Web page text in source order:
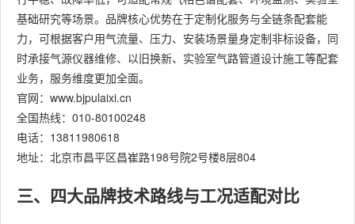
基础研究等场景。品牌核心优势在于定制化服务与全链条配套能
力，可根据客户用气流量、压力、安装场景量身定制非标设备，同
时承接气源仪器维修、以旧换新、实验室气路管道设计施工等配套
业务，服务维度更加全面。
官网：www.bjpulaixi.cn
全国热线：010-80100248
电话：13811980618
地址：北京市昌平区昌崔路198号院2号楼8层804
三、四大品牌技术路线与工况适配对比